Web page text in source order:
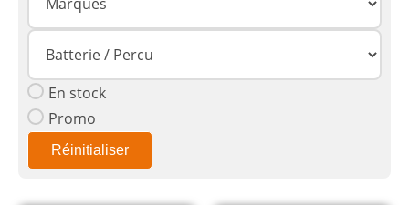
En stock
Promo
Réinitialiser